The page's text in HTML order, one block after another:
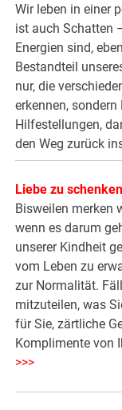
Wir leben in einer
ist auch Schatten
Energien sind,
Bestandteil
nur, die
erkennen,
Hilfestellungen,
den Weg zurück
Liebe zu
Bisweilen merken
wenn es darum
unserer Kindheit
vom Leben zu
zur Normalität.
mitzuteilen, was
für Sie, zärtliche
Komplimente von
>>>